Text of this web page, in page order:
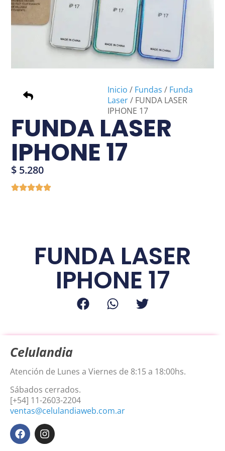
Inicio / Fundas / Funda
Laser/ FUNDA LASER
IPHONE 17
FUNDA LASER
IPHONE 17
$ 5.280
FUNDA LASER
IPHONE 17
Celulandia
Atención de Lunes a Viernes de 8:15 a 18:00hs.
Sábados cerrados.
[+54] 11-2603-2204
ventas@celulandiaweb.com.ar